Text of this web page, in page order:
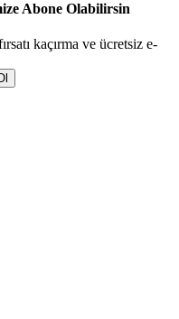
Abone Olabilirsin
kaçırma ve ücretsiz e-